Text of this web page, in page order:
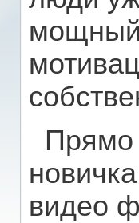
Прямо
видео